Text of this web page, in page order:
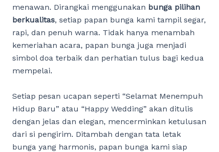
menawan. Dirangkai menggunakan bunga pilihan
berkualitas, setiap papan bunga kami tampil segar,
rapi, dan penuh warna. Tidak hanya menambah
kemeriahan acara, papan bunga juga menjadi
simbol doa terbaik dan perhatian tulus bagi kedua
mempelai.
Setiap pesan ucapan seperti “Selamat Menempuh
Hidup Baru” atau “Happy Wedding” akan ditulis
dengan jelas dan elegan, mencerminkan ketulusan
dari si pengirim. Ditambah dengan tata letak
bunga yang harmonis, papan bunga kami siap